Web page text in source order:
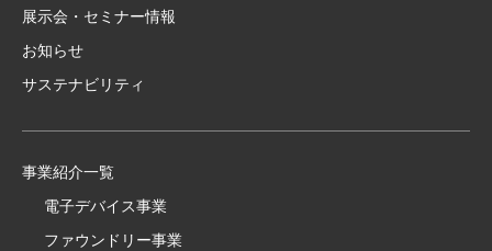
展示会・セミナー情報
お知らせ
サステナビリティ
事業紹介一覧
電子デバイス事業
ファウンドリー事業